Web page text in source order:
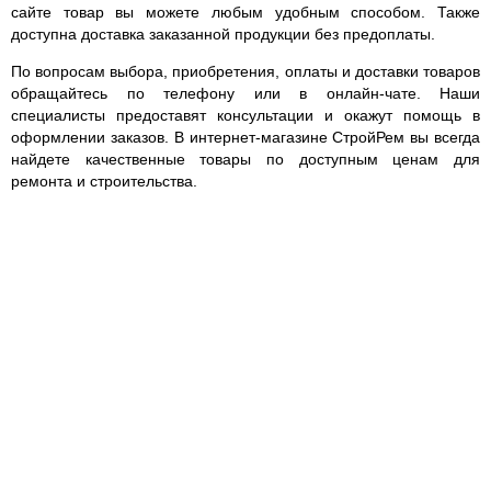
сайте товар вы можете любым удобным способом. Также
доступна доставка заказанной продукции без предоплаты.
По вопросам выбора, приобретения, оплаты и доставки товаров
обращайтесь по телефону или в онлайн-чате. Наши
специалисты предоставят консультации и окажут помощь в
оформлении заказов. В интернет-магазине СтройРем вы всегда
найдете качественные товары по доступным ценам для
ремонта и строительства.